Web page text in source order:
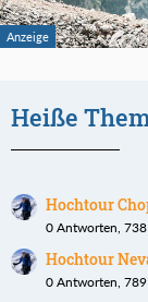
Heiße
Hochtour
0 Antworten,
Hochtour
0 Antworten,